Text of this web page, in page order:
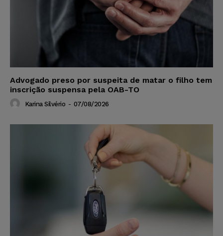
Advogado preso por suspeita de matar o filho tem
inscrição suspensa pela OAB-TO
Karina Silvério - 07/08/2026